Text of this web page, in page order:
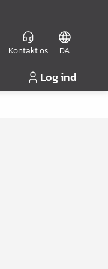
Kontakt os DA
Log ind